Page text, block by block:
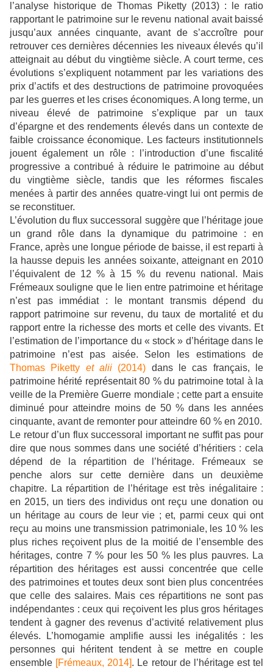
l’analyse historique de Thomas Piketty (2013) : le ratio
rapportant le patrimoine sur le revenu national avait baissé
jusqu’aux années cinquante, avant de s’accroître pour
retrouver ces dernières décennies les niveaux élevés qu’il
atteignait au début du vingtième siècle. A court terme, ces
évolutions s’expliquent notamment par les variations des
prix d’actifs et des destructions de patrimoine provoquées
par les guerres et les crises économiques. A long terme, un
niveau élevé de patrimoine s’explique par un taux
d’épargne et des rendements élevés dans un contexte de
faible croissance économique. Les facteurs institutionnels
jouent également un rôle : l’introduction d’une fiscalité
progressive a contribué à réduire le patrimoine au début
du vingtième siècle, tandis que les réformes fiscales
menées à partir des années quatre-vingt lui ont permis de
se reconstituer.
L’évolution du flux successoral suggère que l’héritage joue
un grand rôle dans la dynamique du patrimoine : en
France, après une longue période de baisse, il est reparti à
la hausse depuis les années soixante, atteignant en 2010
l’équivalent de 12 % à 15 % du revenu national. Mais
Frémeaux souligne que le lien entre patrimoine et héritage
n’est pas immédiat : le montant transmis dépend du
rapport patrimoine sur revenu, du taux de mortalité et du
rapport entre la richesse des morts et celle des vivants. Et
l’estimation de l’importance du « stock » d’héritage dans le
patrimoine n’est pas aisée. Selon les estimations de
Thomas Piketty et alii (2014) dans le cas français, le
patrimoine hérité représentait 80 % du patrimoine total à la
veille de la Première Guerre mondiale ; cette part a ensuite
diminué pour atteindre moins de 50 % dans les années
cinquante, avant de remonter pour atteindre 60 % en 2010.
Le retour d’un flux successoral important ne suffit pas pour
dire que nous sommes dans une société d’héritiers : cela
dépend de la répartition de l’héritage. Frémeaux se
penche alors sur cette dernière dans un deuxième
chapitre. La répartition de l’héritage est très inégalitaire :
en 2015, un tiers des individus ont reçu une donation ou
un héritage au cours de leur vie ; et, parmi ceux qui ont
reçu au moins une transmission patrimoniale, les 10 % les
plus riches reçoivent plus de la moitié de l’ensemble des
héritages, contre 7 % pour les 50 % les plus pauvres. La
répartition des héritages est aussi concentrée que celle
des patrimoines et toutes deux sont bien plus concentrées
que celle des salaires. Mais ces répartitions ne sont pas
indépendantes : ceux qui reçoivent les plus gros héritages
tendent à gagner des revenus d’activité relativement plus
élevés. L’homogamie amplifie aussi les inégalités : les
personnes qui héritent tendent à se mettre en couple
ensemble [Frémeaux, 2014]. Le retour de l’héritage est tel